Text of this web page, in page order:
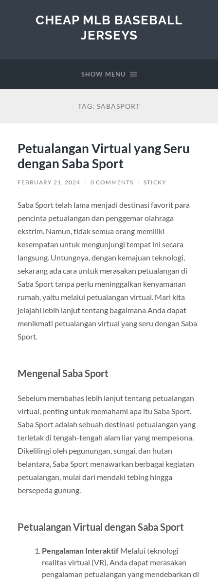
CHEAP MLB BASEBALL
JERSEYS
SHOW MENU
TAG: SABASPORT
Petualangan Virtual yang Seru
dengan Saba Sport
FEBRUARY 21, 2024 / 0 COMMENTS / STICKY
Saba Sport telah lama menjadi destinasi favorit para
pencinta petualangan dan penggemar olahraga
ekstrim. Namun, tidak semua orang memiliki
kesempatan untuk mengunjungi tempat ini secara
langsung. Untungnya, dengan kemajuan teknologi,
sekarang ada cara untuk merasakan petualangan di
Saba Sport tanpa perlu meninggalkan kenyamanan
rumah, yaitu melalui petualangan virtual. Mari kita
jelajahi lebih lanjut tentang bagaimana Anda dapat
menikmati petualangan virtual yang seru dengan Saba
Sport.
Mengenal Saba Sport
Sebelum membahas lebih lanjut tentang petualangan
virtual, penting untuk memahami apa itu Saba Sport.
Saba Sport adalah sebuah destinasi petualangan yang
terletak di tengah-tengah alam liar yang mempesona.
Dikelilingi oleh pegunungan, sungai, dan hutan
belantara, Saba Sport menawarkan berbagai kegiatan
petualangan, mulai dari mendaki tebing hingga
bersepeda gunung.
Petualangan Virtual dengan Saba Sport
Pengalaman InteraktifMelalui teknologi
realitas virtual (VR), Anda dapat merasakan
pengalaman petualangan yang mendebarkan di